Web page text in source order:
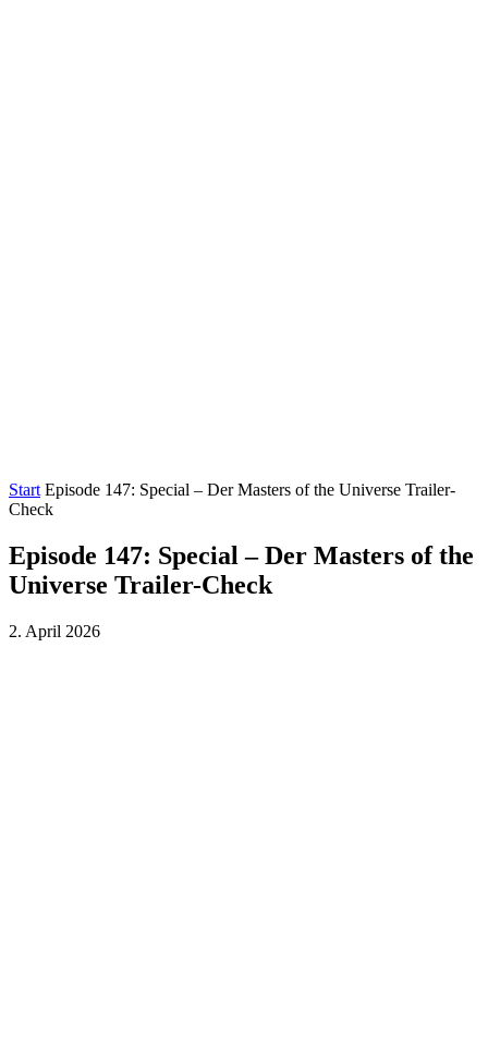
Start Episode 147: Special – Der Masters of the Universe Trailer-
Check
Episode 147: Special – Der Masters of the
Universe Trailer-Check
2. April 2026